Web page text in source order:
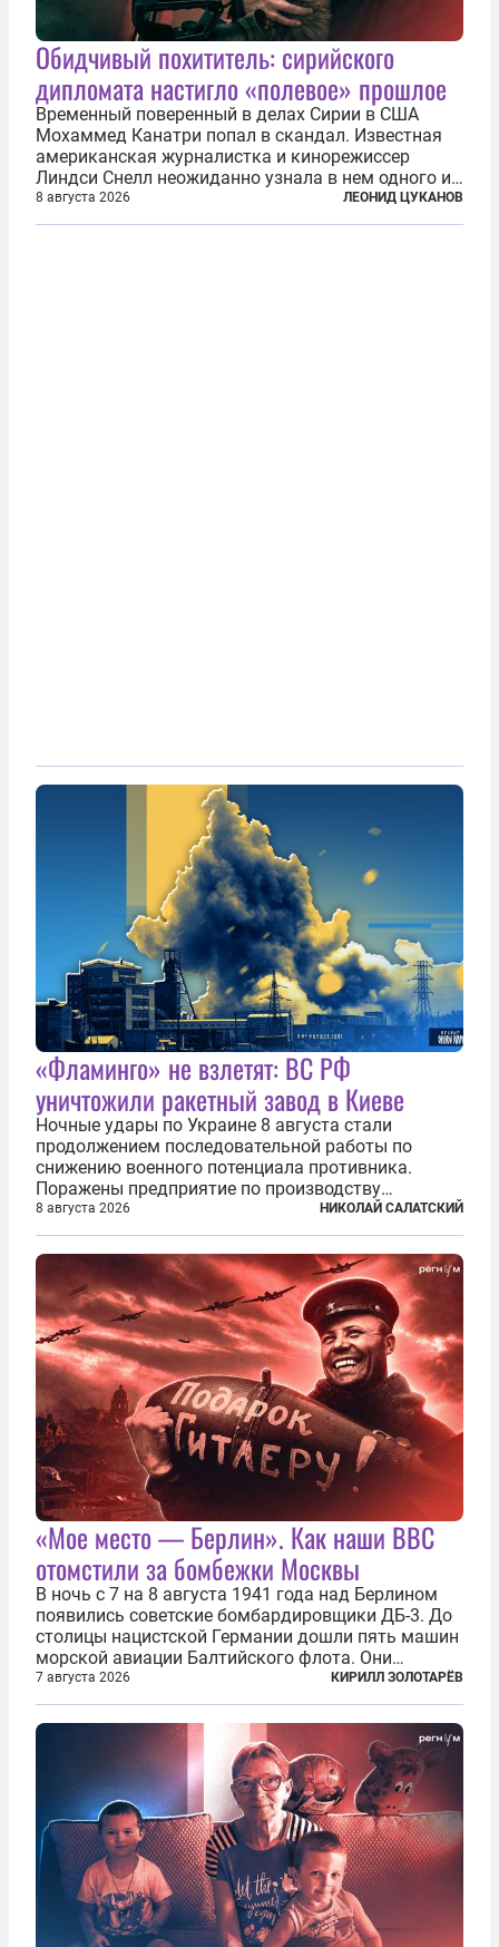
Обидчивый похититель: сирийского
дипломата настигло «полевое» прошлое
Временный поверенный в делах Сирии в США
Мохаммед Канатри попал в скандал. Известная
американская журналистка и кинорежиссер
Линдси Снелл неожиданно узнала в нем одного из
бандитов, похитивших ее в сирийском Алеппо в
2016 году. Журналистка убеждена, что Канатри, в
8 августа 2026 ЛЕОНИД ЦУКАНОВ
«Фламинго» не взлетят: ВС РФ
уничтожили ракетный завод в Киеве
Ночные удары по Украине 8 августа стали
продолжением последовательной работы по
снижению военного потенциала противника.
Поражены предприятие по производству
крылатых ракет, крупный склад топлива и два
сухогруза с военными грузами. Дополнительно
нанесены удары по объектам в ряде городов. В
Киеве...
8 августа 2026 НИКОЛАЙ САЛАТСКИЙ
«Мое место — Берлин». Как наши ВВС
отомстили за бомбежки Москвы
В ночь с 7 на 8 августа 1941 года над Берлином
появились советские бомбардировщики ДБ-3. До
столицы нацистской Германии дошли пять машин
морской авиации Балтийского флота. Они
сбросили бомбы на город, который в тот момент
жил в полной уверенности, что война идет где-то
далеко на востоке, Красная...
7 августа 2026 КИРИЛЛ ЗОЛОТАРЁВ